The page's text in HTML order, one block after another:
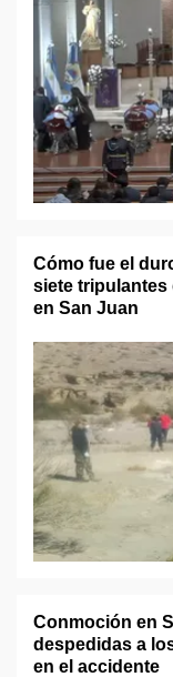
Cómo fue el
siete tripulantes
en San Juan
Conmoción en
despedidas a
en el accidente